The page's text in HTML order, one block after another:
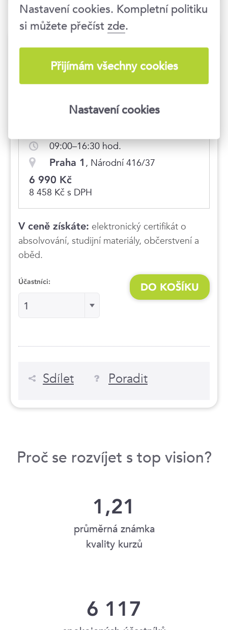
Termíny konání
Hlídat nové termíny
8. 10. 2026
09:00–16:30 hod.
Praha 1 , Národní 416/37
6 990 Kč
8 458 Kč s DPH
V ceně získáte: elektronický certifikát o
absolvování, studijní materiály, občerstvení a
oběd.
Účastníci:
1
DO KOŠÍKU
Sdílet Poradit
Proč se rozvíjet s top vision?
1,21
průměrná známka
kvality kurzů
6 117
Nastavení cookies. Kompletní politiku
si můžete přečístzde.
Přijímám všechny cookies
Nastavení cookies